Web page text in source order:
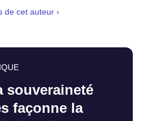
de cet auteur ›
souveraineté
façonne la